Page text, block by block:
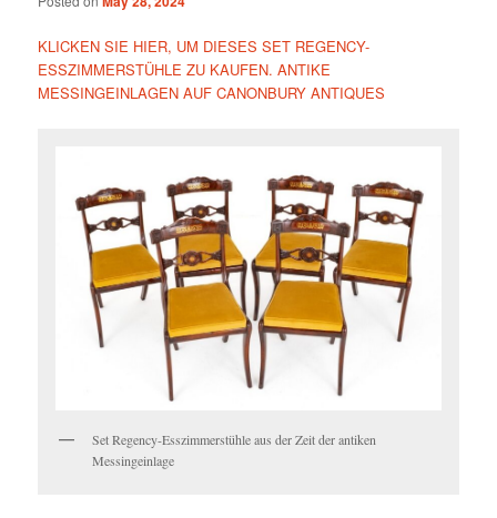
KLICKEN SIE HIER, UM DIESES SET REGENCY-
ESSZIMMERSTÜHLE ZU KAUFEN. ANTIKE
MESSINGEINLAGEN AUF CANONBURY ANTIQUES
Set Regency-Esszimmerstühle aus der Zeit der antiken
Messingeinlage